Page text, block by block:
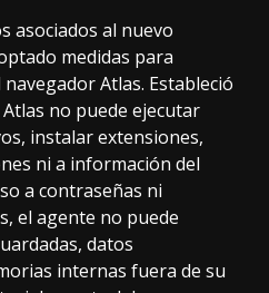
asociados al nuevo
medidas para
Atlas. Estableció
no puede ejecutar
instalar extensiones,
ni a información del
a contraseñas ni
el agente no puede
datos
internas fuera de su